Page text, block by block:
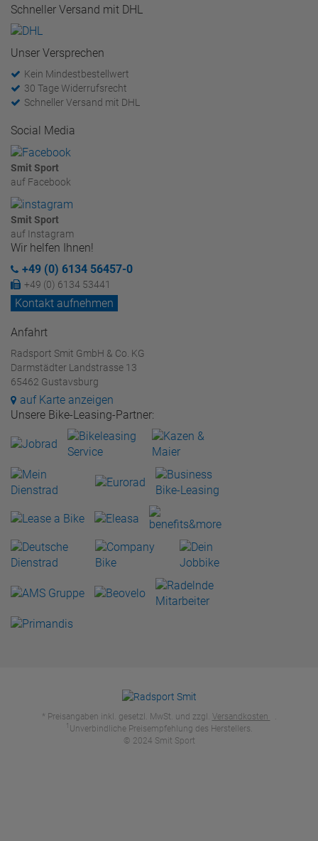
Schneller Versand mit DHL
Unser Versprechen
Kein Mindestbestellwert
30 Tage Widerrufsrecht
Schneller Versand mit DHL
Social Media
Smit Sport
auf Facebook
Smit Sport
auf Instagram
Wir helfen Ihnen!
+49 (0) 6134 56457-0
+49 (0) 6134 53441
Kontakt aufnehmen
Anfahrt
Radsport Smit GmbH & Co. KG
Darmstädter Landstrasse 13
65462 Gustavsburg
auf Karte anzeigen
Unsere Bike-Leasing-Partner:
* Preisangaben inkl. gesetzl. MwSt. und zzgl. Versandkosten .
1 Unverbindliche Preisempfehlung des Herstellers.
© 2024 Smit Sport